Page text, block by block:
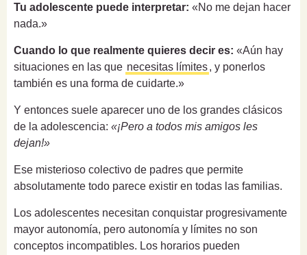
Tu adolescente puede interpretar: «No me dejan hacer
nada.»
Cuando lo que realmente quieres decir es: «Aún hay
situaciones en las que necesitas límites, y ponerlos
también es una forma de cuidarte.»
Y entonces suele aparecer uno de los grandes clásicos
de la adolescencia: «¡Pero a todos mis amigos les
dejan!»
Ese misterioso colectivo de padres que permite
absolutamente todo parece existir en todas las familias.
Los adolescentes necesitan conquistar progresivamente
mayor autonomía, pero autonomía y límites no son
conceptos incompatibles. Los horarios pueden